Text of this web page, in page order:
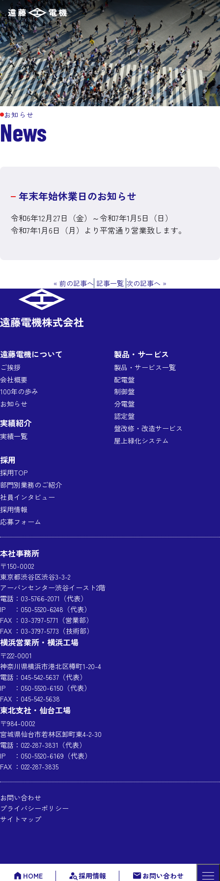
HOME 採用情報 お問い合わせ
お知らせ
News
年末年始休業日のお知らせ
令和6年12月27日（金）～令和7年1月5日（日）
令和7年1月6日（月）より平常通り営業致します。
« 前の記事へ 記事一覧 次の記事へ »
遠藤電機について
ご挨拶
会社概要
100年の歩み
お知らせ
実績紹介
実績一覧
製品・サービス
製品・サービス一覧
配電盤
制御盤
分電盤
認定盤
盤改修・改造サービス
屋上緑化システム
採用
採用TOP
部門別業務のご紹介
社員インタビュー
採用情報
応募フォーム
本社事務所
〒150-0002
東京都渋谷区渋谷3-3-2
アーバンセンター渋谷イースト2階
電話 ： 03-5766-2071 （代表）
IP
： 050-5520-6248 （代表）
FAX ：03-3797-5771（営業部）
FAX ：03-3797-5773（技術部）
横浜営業所・横浜工場
〒222-0001
神奈川県横浜市港北区樽町1-20-4
電話 ： 045-542-5637 （代表）
IP
： 050-5520-6150 （代表）
FAX ：045-542-5638
東北支社・仙台工場
〒984-0002
宮城県仙台市若林区卸町東4-2-30
電話 ： 022-287-3831 （代表）
IP
： 050-5520-6169 （代表）
FAX ：022-287-3835
お問い合わせ
プライバシーポリシー
サイトマップ